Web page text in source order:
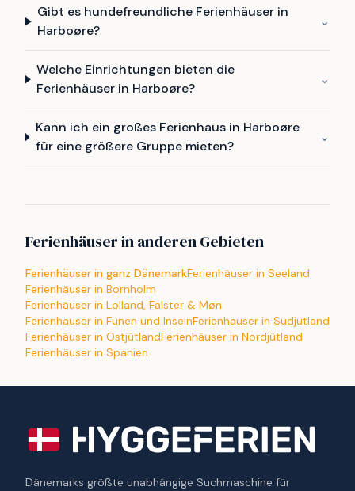
Gibt es hundefreundliche Ferienhäuser in
Harboøre?
⌄
Welche Einrichtungen bieten die
Ferienhäuser in Harboøre?
⌄
Kann ich ein großes Ferienhaus in Harboøre
für eine größere Gruppe mieten?
⌄
Ferienhäuser in anderen Gebieten
Ferienhäuser in ganz DänemarkFerienhäuser in Seeland
Ferienhäuser in Bornholm
Ferienhäuser in Lolland, Falster & Møn
Ferienhäuser in Fünen und InselnFerienhäuser in Südjütland
Ferienhäuser in OstjütlandFerienhäuser in Nordjütland
Ferienhäuser in Spanien
Dänemarks größte unabhängige Suchmaschine für